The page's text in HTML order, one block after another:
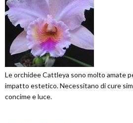
Le orchidee Cattleya sono molto amate
impatto estetico. Necessitano di cure
concime e luce.